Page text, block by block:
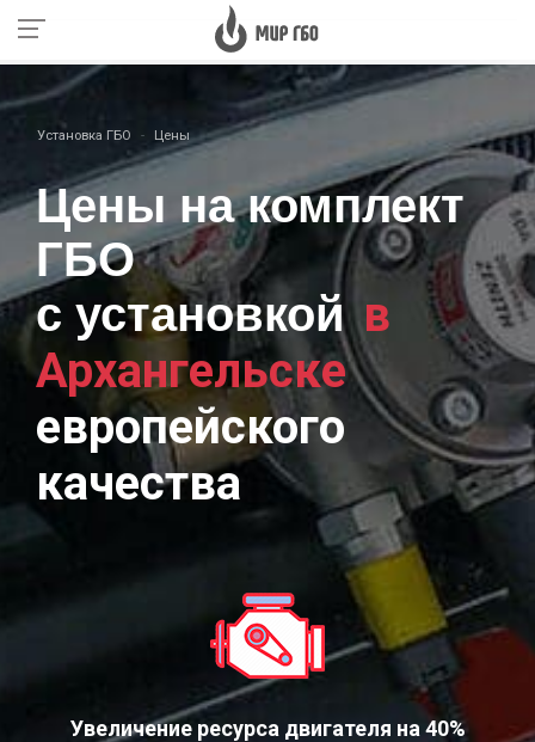
Установка ГБО Цены
Цены на комплект
ГБО
с установкой в
Архангельске
европейского
качества
Увеличение ресурса двигателя на 40%